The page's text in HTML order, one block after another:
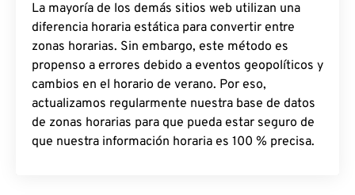
La mayoría de los demás sitios web utilizan una
diferencia horaria estática para convertir entre
zonas horarias. Sin embargo, este método es
propenso a errores debido a eventos geopolíticos y
cambios en el horario de verano. Por eso,
actualizamos regularmente nuestra base de datos
de zonas horarias para que pueda estar seguro de
que nuestra información horaria es 100 % precisa.